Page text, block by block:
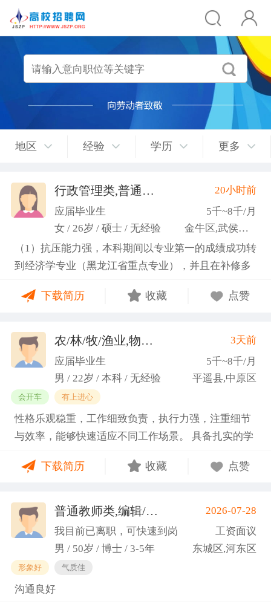
地区 经验 学历 更多
行政管理类,普通教师类
20小时前
应届毕业生
5千~8千/月
女 / 26岁 / 硕士 / 无经验
金牛区,武侯区,青羊区
（1）抗压能力强，本科期间以专业第一的成绩成功转
到经济学专业（黑龙江省重点专业），并且在补修多
学；研一刚入学就跟随导师参加多个项目书撰写，其
基金项目以及国家重大课题项目申报书的撰写。
（2）沟通能力强，2023年9月-2024年6月在研究生管
理办公室担任助管，主要负责硕士、博士研究生开
题、预答辩和正式答辩答辩秘书工作，同时负责研究
生入学复试相关工作，研究生日常事务管理工作，与
老师和同学多方沟通协调；2025年4月-2025年7月在
图书馆信息处担任助管，主要负责毕业生论文查重、
上传，毕业生信息核对，以及协助图书馆老师与学生
沟通举办各种活动。 （3）组织管理能力强，在读期
一百余人，并组织每天口语晨读活动，同时不定期举
办各种社团内部活动，如迎新、英语角等。
下载简历 收藏 点赞
农/林/牧/渔业,物业管理,环保,物流/仓储,人事/行政/后勤
3天前
应届毕业生
5千~8千/月
男 / 22岁 / 本科 / 无经验
平遥县,中原区
会开车 有上进心
性格乐观稳重，工作细致负责，执行力强，注重细节
与效率，能够快速适应不同工作场景。 具备扎实的学
路与良好的问题处理意识。 拥有较强的团队协作与跨
稳步成长并创造价值。
下载简历 收藏 点赞
普通教师类,编辑/出版/印刷 (刘先生)
2026-07-28
我目前已离职，可快速到岗
工资面议
男 / 50岁 / 博士 / 3-5年
东城区,河东区
形象好 气质佳
沟通良好